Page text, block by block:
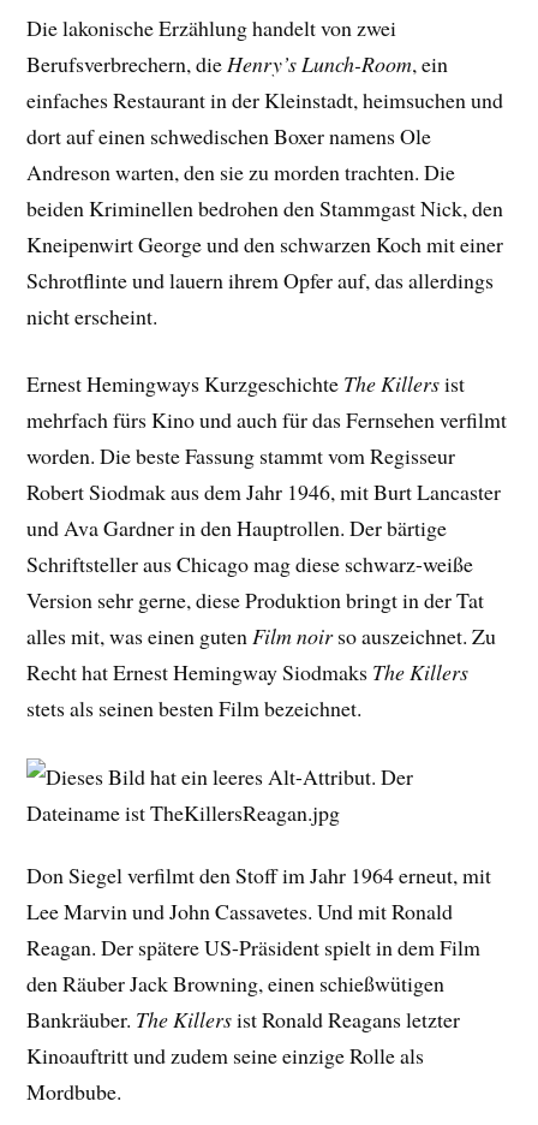
Die lakonische Erzählung handelt von zwei
Berufsverbrechern, die Henry’s Lunch-Room, ein
einfaches Restaurant in der Kleinstadt, heimsuchen und
dort auf einen schwedischen Boxer namens Ole
Andreson warten, den sie zu morden trachten. Die
beiden Kriminellen bedrohen den Stammgast Nick, den
Kneipenwirt George und den schwarzen Koch mit einer
Schrotflinte und lauern ihrem Opfer auf, das allerdings
nicht erscheint.
Ernest Hemingways Kurzgeschichte The Killersist
mehrfach fürs Kino und auch für das Fernsehen verfilmt
worden. Die beste Fassung stammt vom Regisseur
Robert Siodmak aus dem Jahr 1946, mit Burt Lancaster
und Ava Gardner in den Hauptrollen. Der bärtige
Schriftsteller aus Chicago mag diese schwarz-weiße
Version sehr gerne, diese Produktion bringt in der Tat
alles mit, was einen gutenFilm noirso auszeichnet. Zu
Recht hat Ernest Hemingway Siodmaks The Killers
stets als seinen besten Film bezeichnet.
Don Siegel verfilmt den Stoff im Jahr 1964 erneut, mit
Lee Marvin und John Cassavetes. Und mit Ronald
Reagan. Der spätere US-Präsident spielt in dem Film
den Räuber Jack Browning, einen schießwütigen
Bankräuber. The Killersist Ronald Reagans letzter
Kinoauftritt und zudem seine einzige Rolle als
Mordbube.